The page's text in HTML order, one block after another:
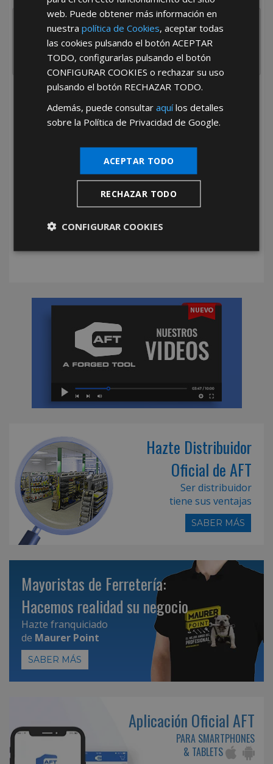
*Abstenerse particulares, sólo venta a tiendas y empresas minoristas y
Hazte Distribuidor
Oficial de AFT
Ser distribuidor
tiene sus ventajas
SABER MÁS
Mayoristas de Ferretería:
Hacemos realidad su negocio
Hazte franquiciado
de Maurer Point
SABER MÁS
Aplicación Oficial AFT
PARA SMARTPHONES
& TABLETS
web. Puede obtener más información en
nuestrapolítica de Cookies, aceptar todas
las cookies pulsando el botónACEPTAR
TODO, configurarlas pulsando el botón
CONFIGURAR COOKIES o rechazar su uso
pulsando el botón RECHAZAR TODO.
Además, puede consultaraquílos detalles
sobre la Política de Privacidad de Google.
ACEPTAR TODO
RECHAZAR TODO
CONFIGURAR COOKIES